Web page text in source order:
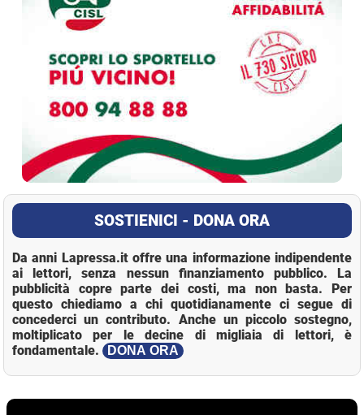
SOSTIENICI - DONA ORA
Da anni Lapressa.it offre una informazione indipendente
ai lettori, senza nessun finanziamento pubblico. La
pubblicità copre parte dei costi, ma non basta. Per
questo chiediamo a chi quotidianamente ci segue di
concederci un contributo. Anche un piccolo sostegno,
moltiplicato per le decine di migliaia di lettori, è
fondamentale.
DONA ORA